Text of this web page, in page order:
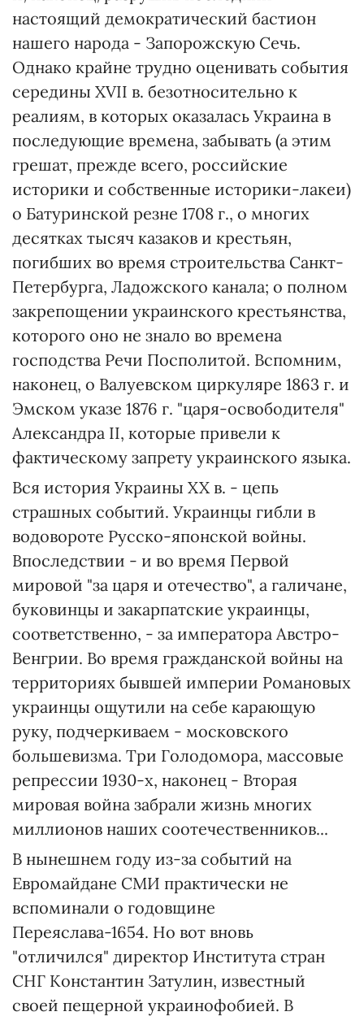
настоящий демократический бастион
нашего народа - Запорожскую Сечь.
Однако крайне трудно оценивать события
середины XVII в. безотносительно к
реалиям, в которых оказалась Украина в
последующие времена, забывать (а этим
грешат, прежде всего, российские
историки и собственные историки-лакеи)
о Батуринской резне 1708 г., о многих
десятках тысяч казаков и крестьян,
погибших во время строительства Санкт-
Петербурга, Ладожского канала; о полном
закрепощении украинского крестьянства,
которого оно не знало во времена
господства Речи Посполитой. Вспомним,
наконец, о Валуевском циркуляре 1863 г. и
Эмском указе 1876 г. "царя-освободителя"
Александра II, которые привели к
фактическому запрету украинского языка.
Вся история Украины XX в. - цепь
страшных событий. Украинцы гибли в
водовороте Русско-японской войны.
Впоследствии - и во время Первой
мировой "за царя и отечество", а галичане,
буковинцы и закарпатские украинцы,
соответственно, - за императора Австро-
Венгрии. Во время гражданской войны на
территориях бывшей империи Романовых
украинцы ощутили на себе карающую
руку, подчеркиваем - московского
большевизма. Три Голодомора, массовые
репрессии 1930-х, наконец - Вторая
мировая война забрали жизнь многих
миллионов наших соотечественников...
В нынешнем году из-за событий на
Евромайдане СМИ практически не
вспоминали о годовщине
Переяслава-1654. Но вот вновь
"отличился" директор Института стран
СНГ Константин Затулин, известный
своей пещерной украинофобией. В